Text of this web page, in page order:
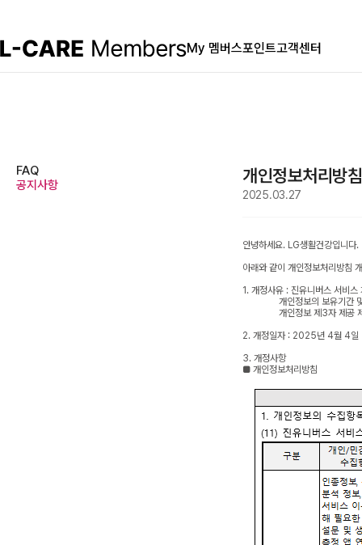
My 멤버스포인트고객센터
FAQ
공지사항
개인정보처리방
2025.03.27
안녕하세요. LG생활건강입니다.
아래와 같이 개인정보처리방침
1. 개정사유 : 진유니버스 서비
개인정보의 보유기간 및
개인정보 제3자 제공 제
2. 개정일자 : 2025년 4월 4일
3. 개정사항
■ 개인정보처리방침